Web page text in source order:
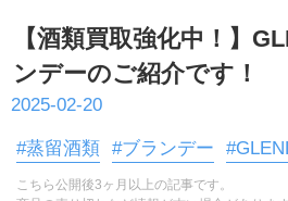
【酒類買取強化中！】
ンデーのご紹介です！
2025-02-20
#蒸留酒類 #ブランデー
こちら公開後3ヶ月以上の記事です。